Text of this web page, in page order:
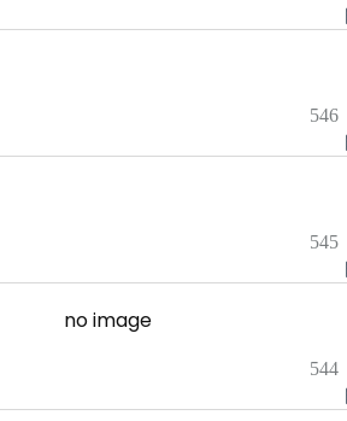
546
545
no image
544